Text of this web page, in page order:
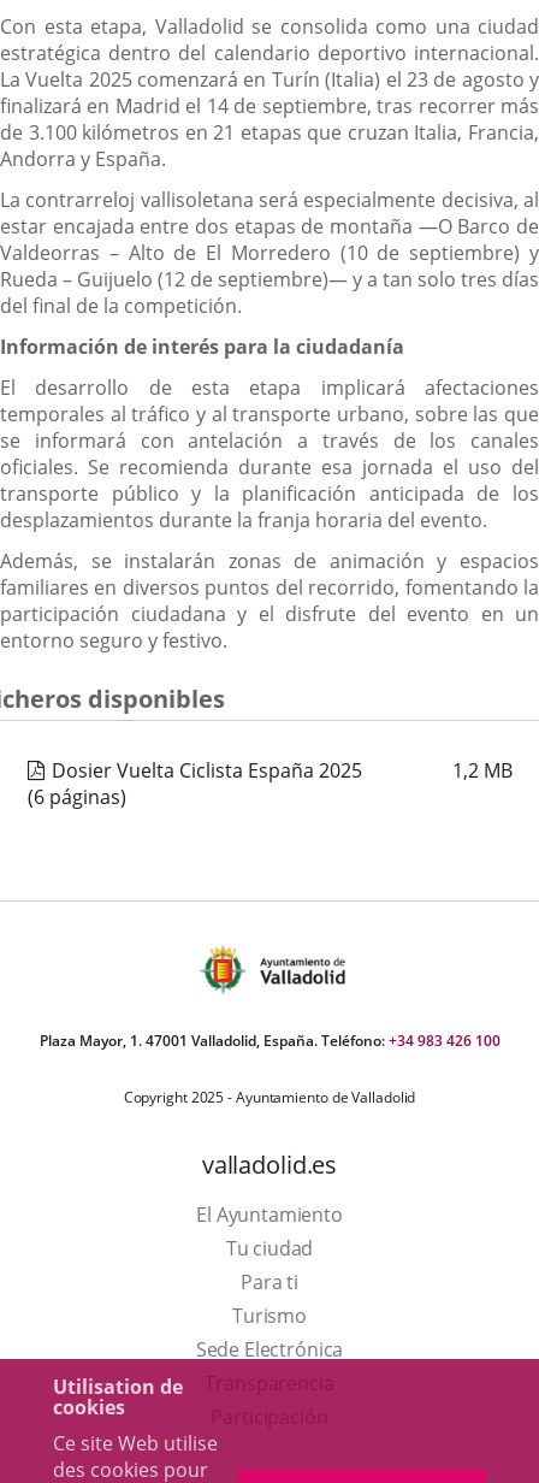
Utilisation de
cookies
Ce site Web utilise
des cookies pour
Con esta etapa, Valladolid se consolida como una ciudad
estratégica dentro del calendario deportivo internacional.
La Vuelta 2025 comenzará en Turín (Italia) el 23 de agosto y
finalizará en Madrid el 14 de septiembre, tras recorrer más
de 3.100 kilómetros en 21 etapas que cruzan Italia, Francia,
Andorra y España.
La contrarreloj vallisoletana será especialmente decisiva, al
estar encajada entre dos etapas de montaña —O Barco de
Valdeorras – Alto de El Morredero (10 de septiembre) y
Rueda – Guijuelo (12 de septiembre)— y a tan solo tres días
del final de la competición.
Información de interés para la ciudadanía
El desarrollo de esta etapa implicará afectaciones
temporales al tráfico y al transporte urbano, sobre las que
se informará con antelación a través de los canales
oficiales. Se recomienda durante esa jornada el uso del
transporte público y la planificación anticipada de los
desplazamientos durante la franja horaria del evento.
Además, se instalarán zonas de animación y espacios
familiares en diversos puntos del recorrido, fomentando la
participación ciudadana y el disfrute del evento en un
entorno seguro y festivo.
disponibles
Dosier Vuelta Ciclista España 2025 1,2 MB
(6 páginas)
Plaza Mayor, 1. 47001 Valladolid, España. Teléfono:+34 983 426 100
Copyright 2025 - Ayuntamiento de Valladolid
valladolid.es
El Ayuntamiento
Tu ciudad
Para ti
TurismoEste
enlace
Sede Electrónica